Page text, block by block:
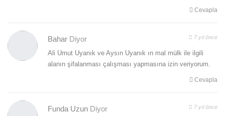
Cevapla
Bahar Diyor 7 yıl önce
Ali Umut Uyanık ve Aysın Uyanık ın mal mülk ile ilgili
alanın şifalanması çalışması yapmasına izin veriyorum.
Cevapla
Funda Uzun Diyor 7 yıl önce